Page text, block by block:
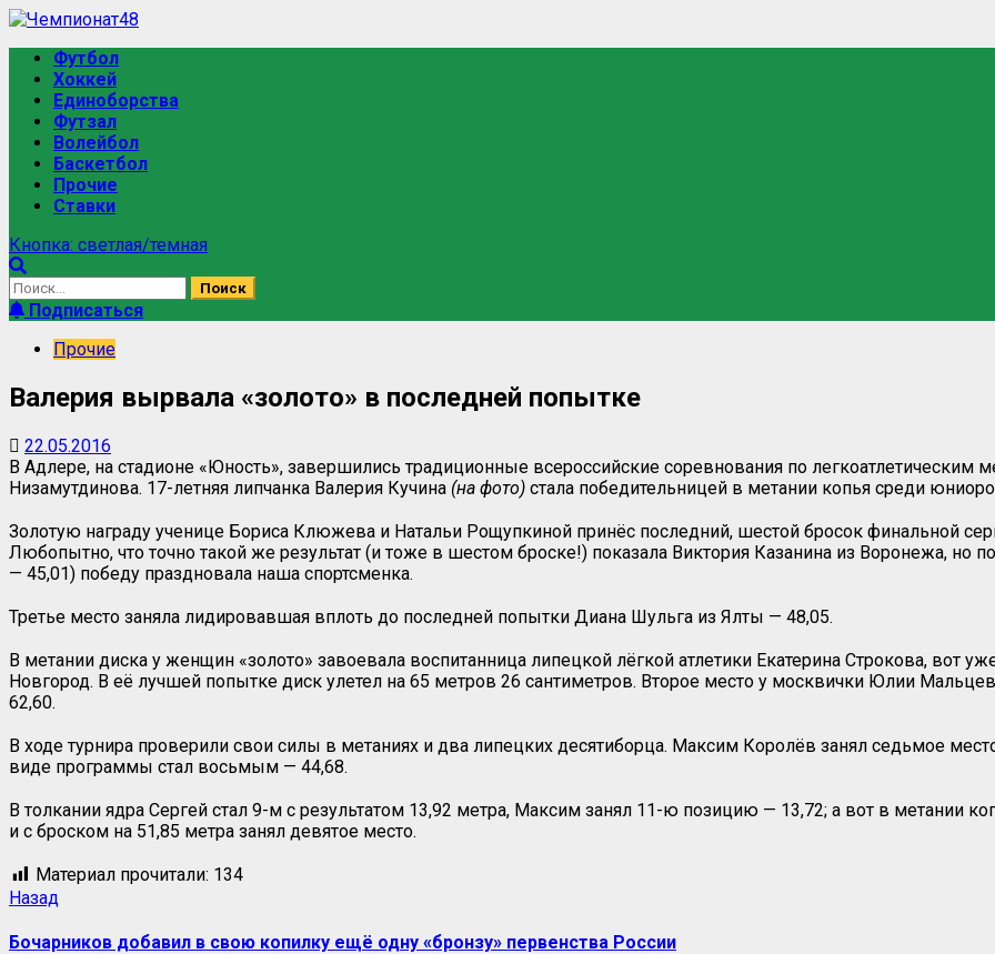
Перейти
содержимому
Основное
меню
Футбол
Хоккей
Единоборства
Футзал
Волейбол
Баскетбол
Прочие
Ставки
Кнопка: светлая/темная
Найти:
Подписаться
Прочие
Валерия вырвала «золото» в последней попытке
22.05.2016
В Адлере, на стадионе «Юность», завершились традиционные всероссийские соревнования по легкоатлетическим
Низамутдинова. 17-летняя липчанка Валерия Кучина (на фото) стала победительницей в метании копья среди
Золотую награду ученице Бориса Клюжева и Натальи Рощупкиной принёс последний, шестой бросок финальной
Любопытно, что точно такой же результат (и тоже в шестом броске!) показала Виктория Казанина из Воронежа, но
— 45,01) победу праздновала наша спортсменка.
Третье место заняла лидировавшая вплоть до последней попытки Диана Шульга из Ялты — 48,05.
В метании диска у женщин «золото» завоевала воспитанница липецкой лёгкой атлетики Екатерина Строкова, вот
Новгород. В её лучшей попытке диск улетел на 65 метров 26 сантиметров. Второе место у москвички Юлии
62,60.
В ходе турнира проверили свои силы в метаниях и два липецких десятиборца. Максим Королёв занял седьмое
виде программы стал восьмым — 44,68.
В толкании ядра Сергей стал 9-м с результатом 13,92 метра, Максим занял 11-ю позицию — 13,72; а вот в метании
и с броском на 51,85 метра занял девятое место.
Материал прочитали: 134
Навигация
записи
Назад
Бочарников добавил в свою копилку ещё одну «бронзу» первенства России